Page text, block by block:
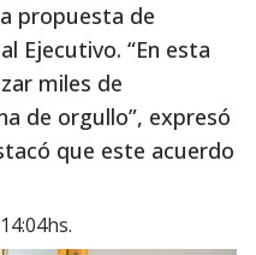
propuesta de
Ejecutivo. “En esta
miles de
de orgullo”, expresó
que este acuerdo